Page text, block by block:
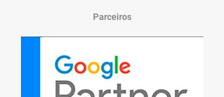
Parceiros